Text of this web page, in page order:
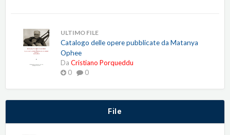
ULTIMO FILE
Catalogo delle opere pubblicate da Matanya
Ophee
Da Cristiano Porqueddu
0
0
File